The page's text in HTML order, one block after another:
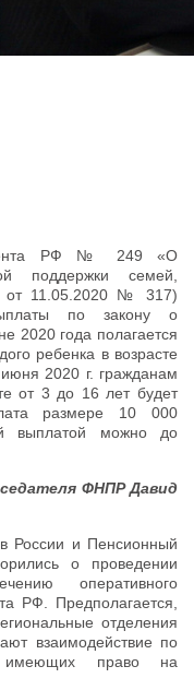
РФ № 249 «О
поддержки семей,
от 11.05.2020 № 317)
по закону о
2020 года полагается
ребенка в возрасте
2020 г. гражданам
от 3 до 16 лет будет
размере 10 000
выплатой можно до
ФНПР Давид
России и Пенсионный
о проведении
оперативного
РФ. Предполагается,
отделения
взаимодействие по
имеющих право на